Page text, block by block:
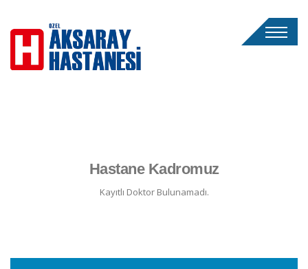
Hastane Kadromuz
Kayıtlı Doktor Bulunamadı.